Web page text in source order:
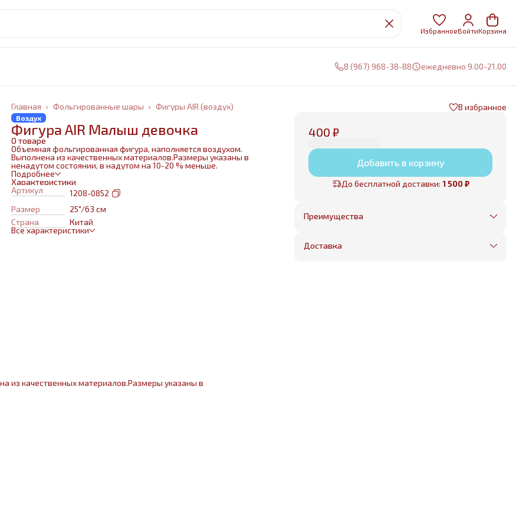
ИзбранноеВойтиКорзина
8 (967) 968-38-88 ежедневно 9.00-21.00
Фигуры AIR (воздух)
Фольгированные шары ›
Главная ›
Воздух
Фигура AIR Малыш девочка
О товаре
Объемная фольгированная фигура, наполняется воздухом.
Выполнена из качественных материалов.Размеры указаны в
ненадутом состоянии, в надутом на 10-20 % меньше.
Подробнее
Характеристики
Артикул
1208-0852
Размер
25"/63 см
Страна
Китай
Все характеристики
В избранное
400 ₽
Добавить в корзину
До бесплатной доставки: 1 500 ₽
Преимущества
Оплата частями в Сплит
Бесплатная доставка в пределах КАД
Доставка
из качественных материалов.Размеры указаны в